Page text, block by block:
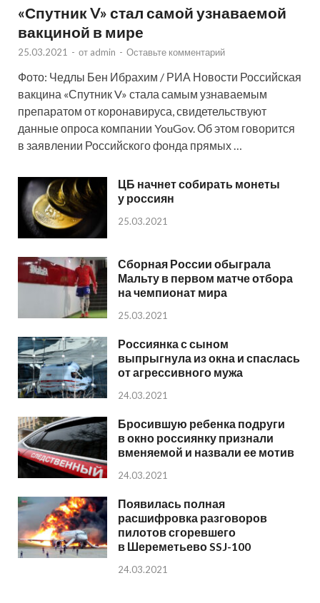
«Спутник V» стал самой узнаваемой
вакциной в мире
25.03.2021 - от admin - Оставьте комментарий
Фото: Чедлы Бен Ибрахим / РИА Новости Российская
вакцина «Спутник V» стала самым узнаваемым
препаратом от коронавируса, свидетельствуют
данные опроса компании YouGov. Об этом говорится
в заявлении Российского фонда прямых …
ЦБ начнет собирать монеты
у россиян
25.03.2021
Сборная России обыграла
Мальту в первом матче отбора
на чемпионат мира
25.03.2021
Россиянка с сыном
выпрыгнула из окна и спаслась
от агрессивного мужа
24.03.2021
Бросившую ребенка подруги
в окно россиянку признали
вменяемой и назвали ее мотив
24.03.2021
Появилась полная
расшифровка разговоров
пилотов сгоревшего
в Шереметьево SSJ-100
24.03.2021